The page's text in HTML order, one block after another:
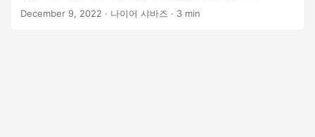
파일을 PDF로 변환
December 9, 2022 · 나이어 샤바즈 · 3 min